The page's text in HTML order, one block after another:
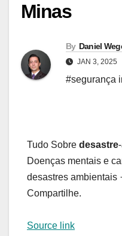
Minas
By Daniel
JAN 3, 2025
#segurança
Tudo Sobre desastre
Doenças mentais e
desastres ambientais
Compartilhe.
Source link